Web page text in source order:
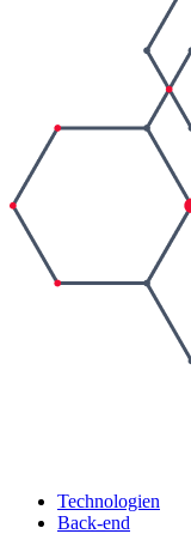
Technologien
Back-end